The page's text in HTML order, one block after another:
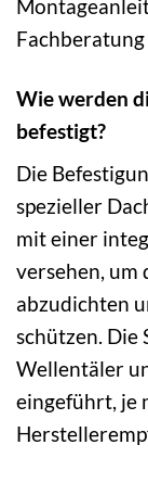
Wie werden
befestigt?
Die
spezieller
mit einer
versehen, um
abzudichten
schützen. Die
Wellentäler
eingeführt, je